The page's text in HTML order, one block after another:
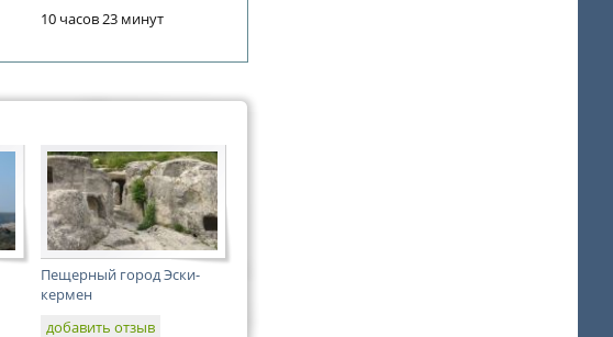
10 часов 23 минут
Пещерный город Эски-
кермен
добавить отзыв